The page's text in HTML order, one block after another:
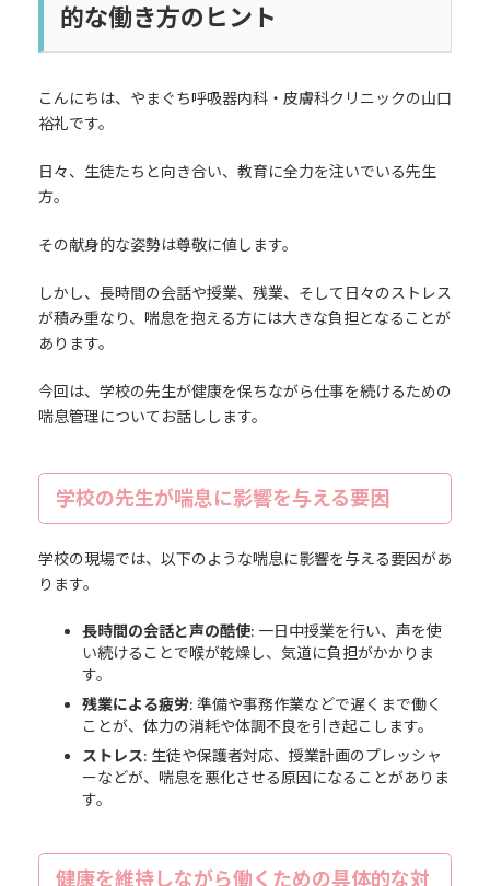
的な働き方のヒント
こんにちは、やまぐち呼吸器内科・皮膚科クリニックの山口
裕礼です。
日々、生徒たちと向き合い、教育に全力を注いでいる先生
方。
その献身的な姿勢は尊敬に値します。
しかし、長時間の会話や授業、残業、そして日々のストレス
が積み重なり、喘息を抱える方には大きな負担となることが
あります。
今回は、学校の先生が健康を保ちながら仕事を続けるための
喘息管理についてお話しします。
学校の先生が喘息に影響を与える要因
学校の現場では、以下のような喘息に影響を与える要因があ
ります。
長時間の会話と声の酷使: 一日中授業を行い、声を使
い続けることで喉が乾燥し、気道に負担がかかりま
す。
残業による疲労: 準備や事務作業などで遅くまで働く
ことが、体力の消耗や体調不良を引き起こします。
ストレス: 生徒や保護者対応、授業計画のプレッシャ
ーなどが、喘息を悪化させる原因になることがありま
す。
健康を維持しながら働くための具体的な対